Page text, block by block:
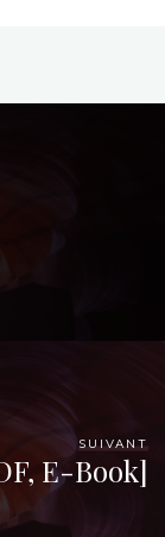
SUIVANT
E-Book]